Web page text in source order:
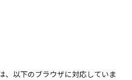
以下のブラウザに対応していま